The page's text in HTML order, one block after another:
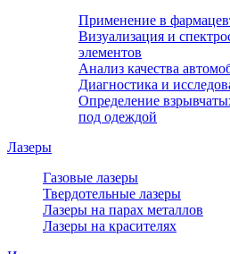
Применение в
Визуализация и
элементов
Анализ качества
Диагностика и
Определение
под одеждой
Лазеры
Газовые лазеры
Твердотельные лазеры
Лазеры на парах металлов
Лазеры на красителях